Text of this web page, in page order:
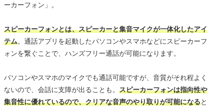
ーカーフォン」。
スピーカーフォンとは、スピーカーと集音マイクが一体化したアイ
テム。通話アプリを起動したパソコンやスマホなどにスピーカーフ
ォンを繋ぐことで、ハンズフリー通話が可能になります。
パソコンやスマホのマイクでも通話可能ですが、音質がそれ程よく
ないので、会話に支障が出ることも。 スピーカーフォンは指向性や
集音性に優れているので、クリアな音声のやり取りが可能になると